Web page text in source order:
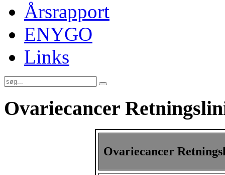
Årsrapport
ENYGO
Links
Ovariecancer
Ovariecancer